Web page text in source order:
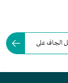
الجاف على